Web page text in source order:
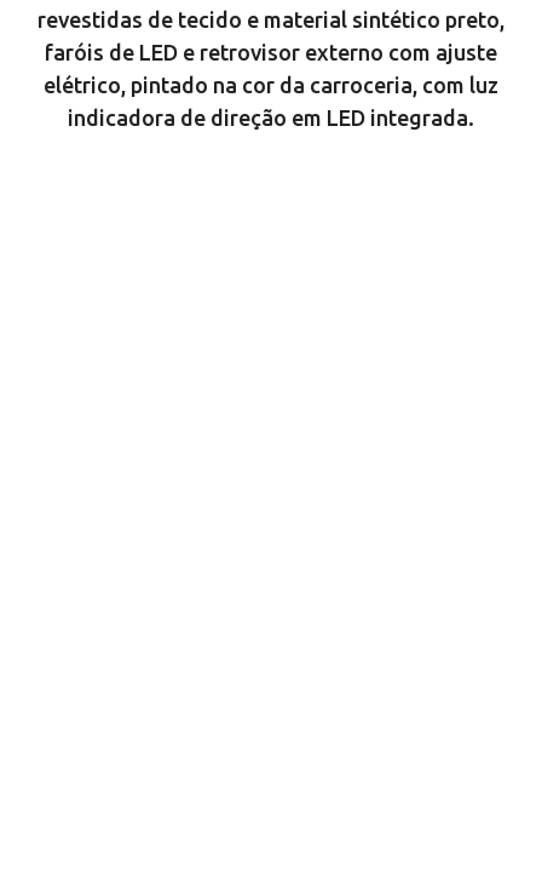
revestidas de tecido e material sintético preto,
faróis de LED e retrovisor externo com ajuste
elétrico, pintado na cor da carroceria, com luz
indicadora de direção em LED integrada.